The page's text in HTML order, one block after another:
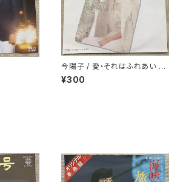
今陽子 / 愛・それはふれあい 白
ラベル
¥300